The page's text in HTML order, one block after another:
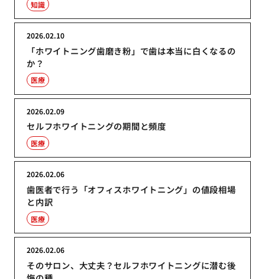
知識
「ホワイトニング歯磨き粉」で歯は本当に白くなるの
か？
2026.02.10
医療
セルフホワイトニングの期間と頻度
2026.02.09
医療
歯医者で行う「オフィスホワイトニング」の値段相場
と内訳
2026.02.06
医療
そのサロン、大丈夫？セルフホワイトニングに潜む後
2026.02.06